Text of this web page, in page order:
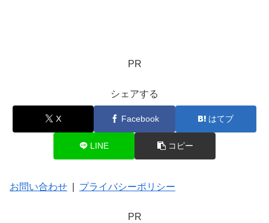
PR
シェアする
X Facebook はてブ
LINE コピー
お問い合わせ プライバシーポリシー
PR